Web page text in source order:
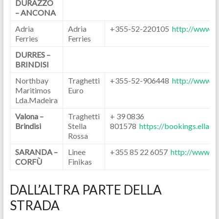
DURAZZO
– ANCONA
Adria
Ferries
Adria
Ferries
+355-52-220105 http://
DURRES –
BRINDISI
Northbay
Maritimos
Lda.Madeira
Traghetti
Euro
+355-52-906448 http://
Valona –
Brindisi
Traghetti
Stella
Rossa
+ 39 0836
801578 https://
SARANDA –
CORFÙ
Linee
Finikas
+355 85 22 6057 http://
DALL’ALTRA PARTE DELLA
STRADA